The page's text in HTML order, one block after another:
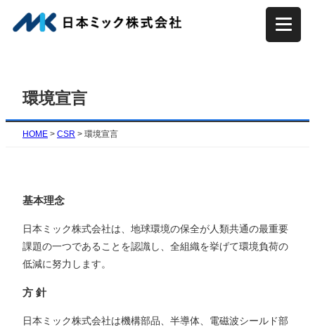
容
プ
環境宣言
HOME > CSR > 環境宣言
基本理念
日本ミック株式会社は、地球環境の保全が人類共通の最重要
課題の一つであることを認識し、全組織を挙げて環境負荷の
低減に努力します。
方 針
日本ミック株式会社は機構部品、半導体、電磁波シールド部